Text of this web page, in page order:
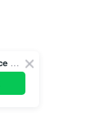
綁定 The North Face 官方會員